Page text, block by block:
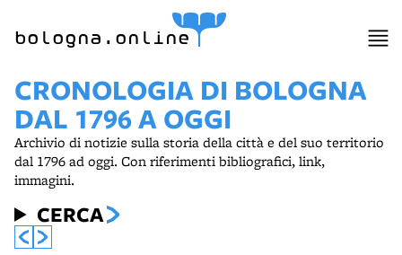
bologna.online
CRONOLOGIA DI BOLOGNA
DAL 1796 A OGGI
Archivio di notizie sulla storia della città e del suo territorio
dal 1796 ad oggi. Con riferimenti bibliografici, link,
immagini.
CERCA